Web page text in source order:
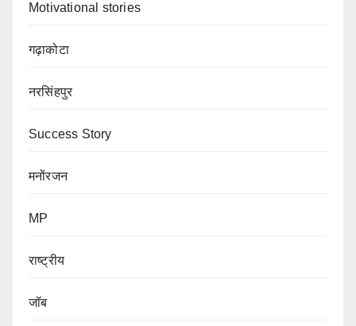
Motivational stories
गढ़ाकोटा
नरसिंहपुर
Success Story
मनोंरजन
MP
राष्ट्रीय
जॉब